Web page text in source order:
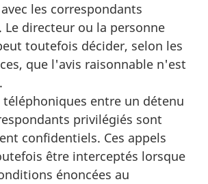
les correspondants
Le directeur ou la personne
toutefois décider, selon les
que l'avis raisonnable n'est
téléphoniques entre un détenu
privilégiés sont
confidentiels. Ces appels
être interceptés lorsque
énoncées au